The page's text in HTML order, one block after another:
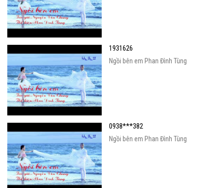
1931626
Ngồi bên em Phan Đình Tùng
0938***382
Ngồi bên em Phan Đình Tùng